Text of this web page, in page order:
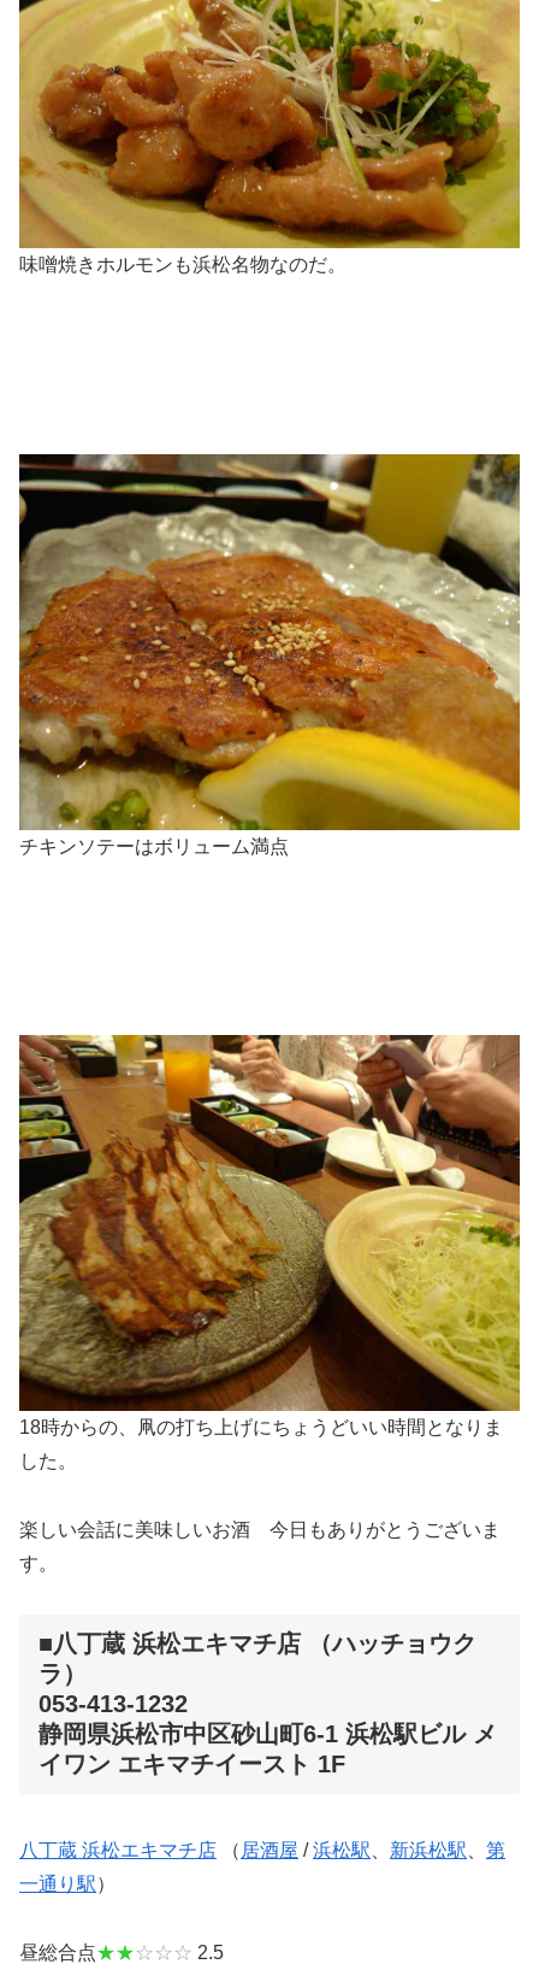
味噌焼きホルモンも浜松名物なのだ。
チキンソテーはボリューム満点
18時からの、凧の打ち上げにちょうどいい時間となりま
した。
楽しい会話に美味しいお酒 今日もありがとうございま
す。
■八丁蔵 浜松エキマチ店 （ハッチョウク
ラ）
053-413-1232
静岡県浜松市中区砂山町6-1 浜松駅ビル メ
イワン エキマチイースト 1F
八丁蔵 浜松エキマチ店 （ 居酒屋 /浜松駅 新浜松駅
第
一通り駅）
昼総合点★★☆☆☆ 2.5